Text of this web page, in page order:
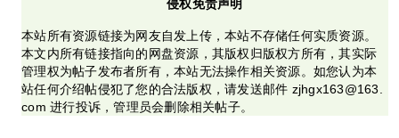
侵权免责声明
本站所有资源链接为网友自发上传，本站不存储任何实质资源。
本文内所有链接指向的网盘资源，其版权归版权方所有，其实际
管理权为帖子发布者所有，本站无法操作相关资源。如您认为本
站任何介绍帖侵犯了您的合法版权，请发送邮件 zjhgx163@163.
com 进行投诉，管理员会删除相关帖子。